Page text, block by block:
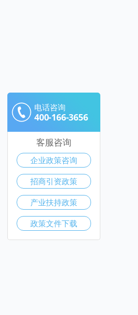
电话咨询
400-166-3656
客服咨询
企业政策咨询
招商引资政策
产业扶持政策
政策文件下载